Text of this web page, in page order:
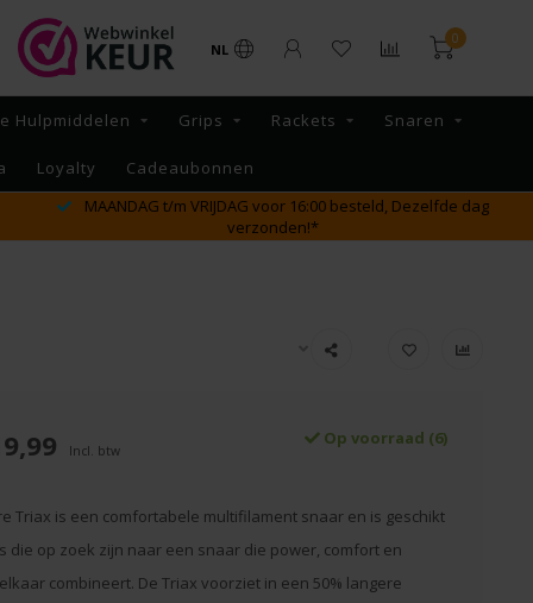
NL
0
Hulpmiddelen Grips Rackets Snaren
Loyalty Cadeaubonnen
GRATIS verzending vanaf €65,- binnen NL
Incl. btw
Op voorraad (6)
Triax is een comfortabele multifilament snaar en is geschikt
die op zoek zijn naar een snaar die power, comfort en
combineert. De Triax voorziet in een 50% langere